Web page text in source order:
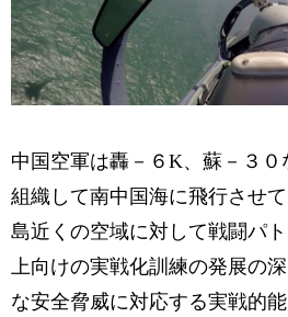
中国空軍は轟－６K、蘇－３
組織して南中国海に飛行させ
島近くの空域に対して戦闘パ
上向けの実戦化訓練の発展の
な安全脅威に対応する実戦的